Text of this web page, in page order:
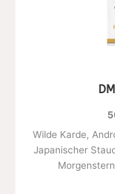
Wilde Karde,
Japanischer